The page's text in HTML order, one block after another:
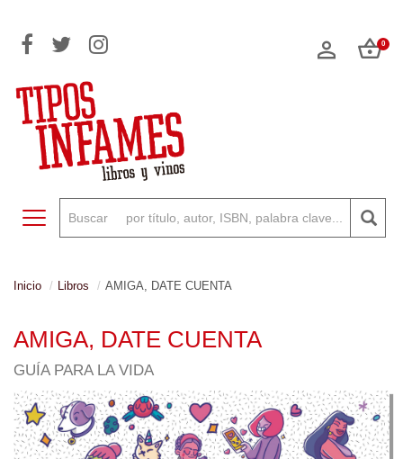
0
Toggle navigation
Inicio Libros AMIGA, DATE CUENTA
AMIGA, DATE CUENTA
GUÍA PARA LA VIDA